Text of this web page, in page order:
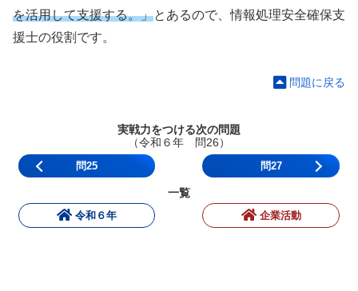
を活用して支援する。」とあるので、情報処理安全確保支
援士の役割です。
問題に戻る
実戦力をつける次の問題
（令和６年 問26）
問25 問27
一覧
令和６年 企業活動